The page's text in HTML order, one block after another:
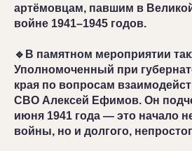
артёмовцам, павшим в
войне 1941–1945 годов.
🔹В памятном мероприятии
Уполномоченный при
края по вопросам
СВО Алексей Ефимов. Он
июня 1941 года — это начало
войны, но и долгого,